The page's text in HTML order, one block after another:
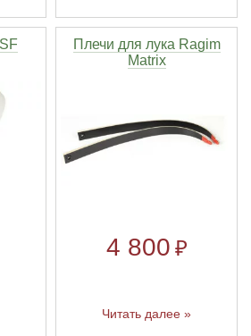
Плечи для лука Ragim
Matrix
4 800 ₽
Читать далее »